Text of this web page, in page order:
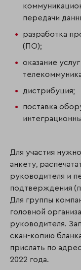
передачи
разработка
(ПО);
оказание
дистрибуция;
поставка
Для участия
анкету,
руководителя и
подтверждения
Для группы
головной
руководителя.
скан-копию
прислать по
2022 года.